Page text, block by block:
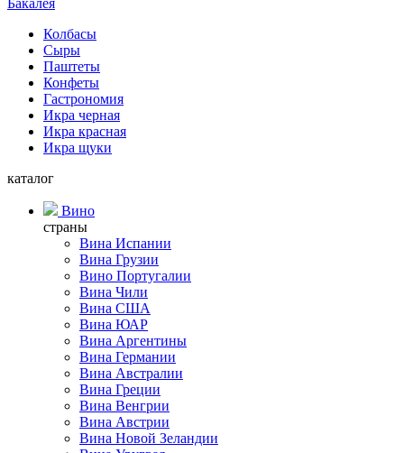
Бакалея
Колбасы
Сыры
Паштеты
Конфеты
Гастрономия
Икра черная
Икра красная
Икра щуки
каталог
Вино
страны
Вина Испании
Вина Грузии
Вино Португалии
Вина Чили
Вина США
Вина ЮАР
Вина Аргентины
Вина Германии
Вина Австралии
Вина Греции
Вина Венгрии
Вина Австрии
Вина Новой Зеландии